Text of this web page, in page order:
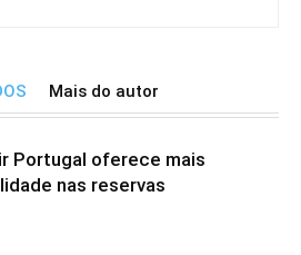
Mais do autor
Portugal oferece mais
nas reservas